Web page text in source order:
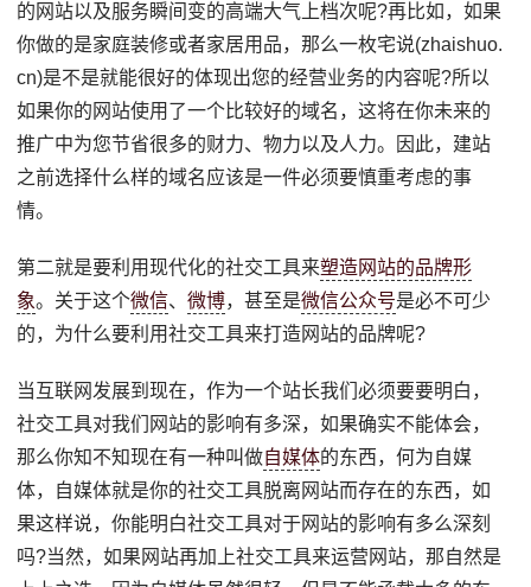
的网站以及服务瞬间变的高端大气上档次呢?再比如，如果
你做的是家庭装修或者家居用品，那么一枚宅说(zhaishuo.
cn)是不是就能很好的体现出您的经营业务的内容呢?所以
如果你的网站使用了一个比较好的域名，这将在你未来的
推广中为您节省很多的财力、物力以及人力。因此，建站
之前选择什么样的域名应该是一件必须要慎重考虑的事
情。
第二就是要利用现代化的社交工具来塑造网站的品牌形
象。关于这个微信、微博，甚至是微信公众号是必不可少
的，为什么要利用社交工具来打造网站的品牌呢?
当互联网发展到现在，作为一个站长我们必须要要明白，
社交工具对我们网站的影响有多深，如果确实不能体会，
那么你知不知现在有一种叫做自媒体的东西，何为自媒
体，自媒体就是你的社交工具脱离网站而存在的东西，如
果这样说，你能明白社交工具对于网站的影响有多么深刻
吗?当然，如果网站再加上社交工具来运营网站，那自然是